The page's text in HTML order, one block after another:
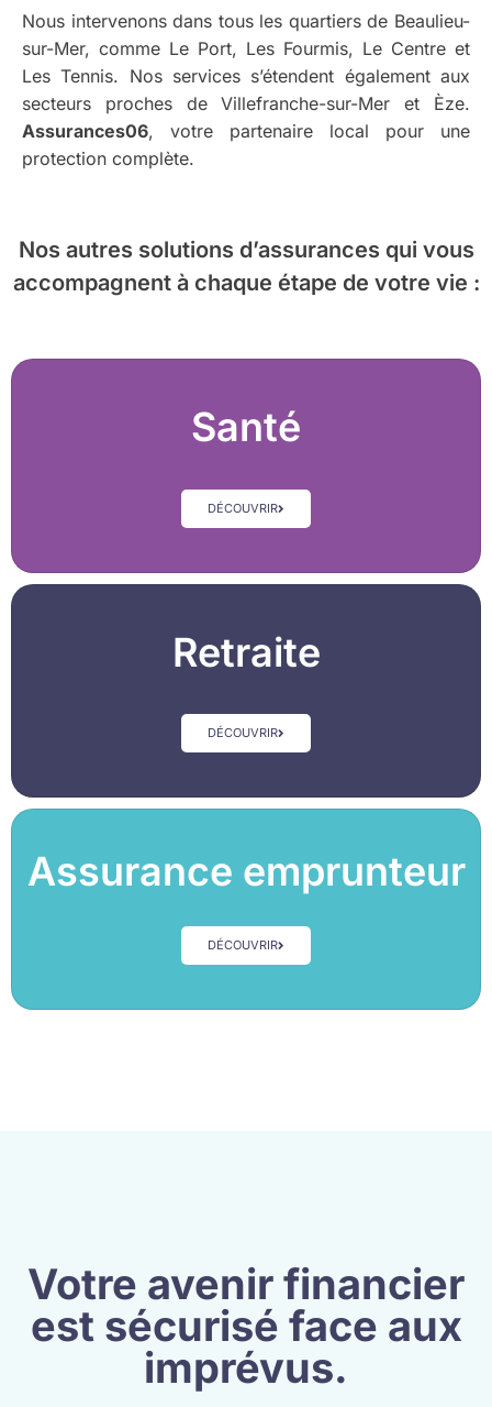
Nous intervenons dans tous les quartiers de Beaulieu-
sur-Mer, comme Le Port, Les Fourmis, Le Centre et
Les Tennis. Nos services s’étendent également aux
secteurs proches de Villefranche-sur-Mer et Èze.
Assurances06, votre partenaire local pour une
protection complète.
Nos autres solutions d’assurances qui vous
accompagnent à chaque étape de votre vie :
Santé
DÉCOUVRIR
Retraite
DÉCOUVRIR
Assurance emprunteur
DÉCOUVRIR
Votre avenir financier
est sécurisé face aux
imprévus.